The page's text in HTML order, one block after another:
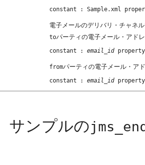
電子メールのデリバリ・チャネ
toパーティの電子メール・アド
constant : email_id
fromパーティの電子メール・ア
constant : email_id
サンプルの